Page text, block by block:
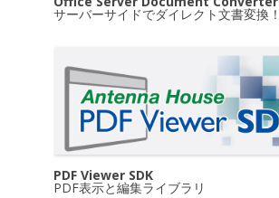
サーバーサイドでダイレクト文書変換！
PDF Viewer SDK
PDF表示と編集ライブラリ